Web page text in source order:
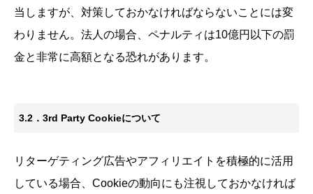
当しますが、対策しておかなければならないことには変
わりません。法人の場合、ペナルティは10億円以下の罰
金と非常に高額となる恐れがあります。
3.2．3rd Party Cookieについて
リターゲティング広告やアフィリエイトを積極的に活用
している場合、Cookieの動向にも注視しておかなければ